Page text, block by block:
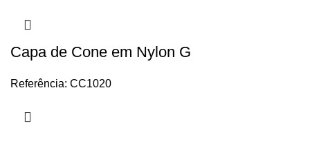
Capa de Cone em Nylon G
Referência: CC1020